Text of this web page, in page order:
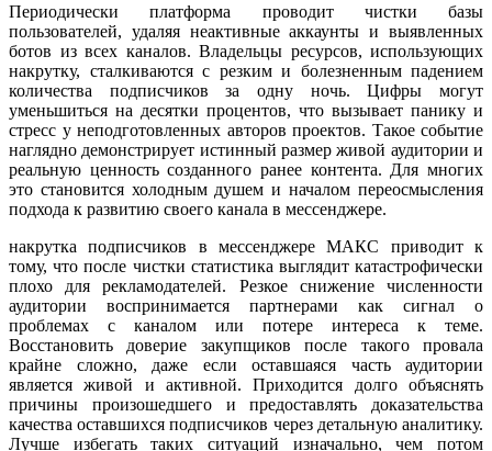
Периодически платформа проводит чистки базы
пользователей, удаляя неактивные аккаунты и выявленных
ботов из всех каналов. Владельцы ресурсов, использующих
накрутку, сталкиваются с резким и болезненным падением
количества подписчиков за одну ночь. Цифры могут
уменьшиться на десятки процентов, что вызывает панику и
стресс у неподготовленных авторов проектов. Такое событие
наглядно демонстрирует истинный размер живой аудитории и
реальную ценность созданного ранее контента. Для многих
это становится холодным душем и началом переосмысления
подхода к развитию своего канала в мессенджере.
накрутка подписчиков в мессенджере МАКС приводит к
тому, что после чистки статистика выглядит катастрофически
плохо для рекламодателей. Резкое снижение численности
аудитории воспринимается партнерами как сигнал о
проблемах с каналом или потере интереса к теме.
Восстановить доверие закупщиков после такого провала
крайне сложно, даже если оставшаяся часть аудитории
является живой и активной. Приходится долго объяснять
причины произошедшего и предоставлять доказательства
качества оставшихся подписчиков через детальную аналитику.
Лучше избегать таких ситуаций изначально, чем потом